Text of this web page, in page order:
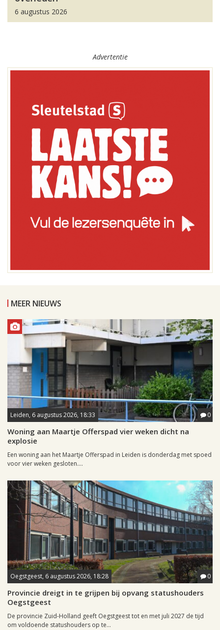
6 augustus 2026
Advertentie
MEER NIEUWS
Leiden, 6 augustus 2026, 18:33 0
Woning aan Maartje Offerspad vier weken dicht na
explosie
Een woning aan het Maartje Offerspad in Leiden is donderdag met spoed
voor vier weken gesloten....
Oegstgeest, 6 augustus 2026, 18:28 0
Provincie dreigt in te grijpen bij opvang statushouders
Oegstgeest
De provincie Zuid-Holland geeft Oegstgeest tot en met juli 2027 de tijd
om voldoende statushouders op te...